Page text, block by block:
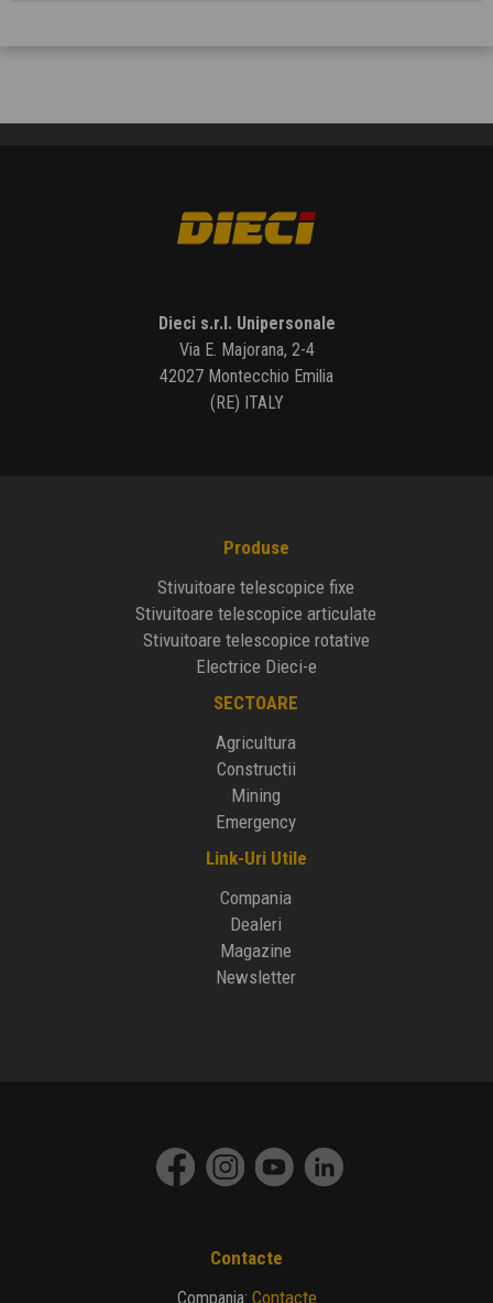
Dieci s.r.l. Unipersonale
Via E. Majorana, 2-4
42027 Montecchio Emilia
(RE) ITALY
Produse
Stivuitoare telescopice fixe
Stivuitoare telescopice articulate
Stivuitoare telescopice rotative
Electrice Dieci-e
SECTOARE
Agricultura
Constructii
Mining
Emergency
Link-Uri Utile
Compania
Dealeri
Magazine
Newsletter
Contacte
Compania: Contacte